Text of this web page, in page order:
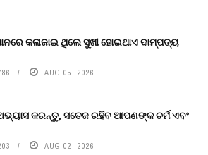
କଳାଜାଇ ଥିଲେ ସୁଖୀ ହୋଇଥାଏ ଦାମ୍ପତ୍ୟ
AUG 05, 2026
କରନ୍ତୁ, ସତେଜ ରହିବ ଆପଣଙ୍କ ଚର୍ମ ଏବଂ
AUG 02, 2026